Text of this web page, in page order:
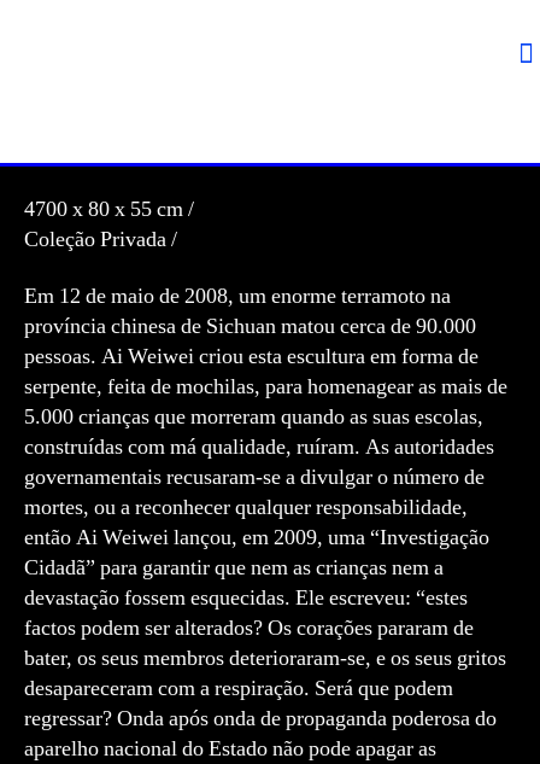
4700 x 80 x 55 cm /
Coleção Privada /
Em 12 de maio de 2008, um enorme terramoto na
província chinesa de Sichuan matou cerca de 90.000
pessoas. Ai Weiwei criou esta escultura em forma de
serpente, feita de mochilas, para homenagear as mais de
5.000 crianças que morreram quando as suas escolas,
construídas com má qualidade, ruíram. As autoridades
governamentais recusaram-se a divulgar o número de
mortes, ou a reconhecer qualquer responsabilidade,
então Ai Weiwei lançou, em 2009, uma “Investigação
Cidadã” para garantir que nem as crianças nem a
devastação fossem esquecidas. Ele escreveu: “estes
factos podem ser alterados? Os corações pararam de
bater, os seus membros deterioraram-se, e os seus gritos
desapareceram com a respiração. Será que podem
regressar? Onda após onda de propaganda poderosa do
aparelho nacional do Estado não pode apagar as